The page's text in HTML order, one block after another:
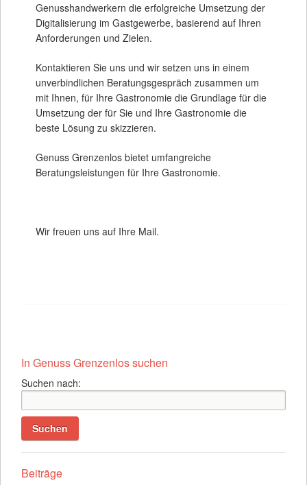
Genusshandwerkern die erfolgreiche Umsetzung der
Digitalisierung im Gastgewerbe, basierend auf Ihren
Anforderungen und Zielen.
Kontaktieren Sie uns und wir setzen uns in einem
unverbindlichen Beratungsgespräch zusammen um
mit Ihnen, für Ihre Gastronomie die Grundlage für die
Umsetzung der für Sie und Ihre Gastronomie die
beste Lösung zu skizzieren.
Genuss Grenzenlos bietet umfangreiche
Beratungsleistungen für Ihre Gastronomie.
Wir freuen uns auf Ihre Mail.
In Genuss Grenzenlos suchen
Suchen nach:
Beiträge